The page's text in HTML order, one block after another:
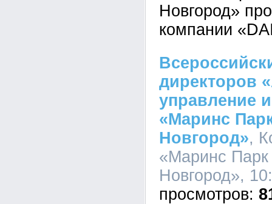
Новгород»
компании
директоров
управление
«Маринс
Новгород»,
«Маринс
Новгород»,